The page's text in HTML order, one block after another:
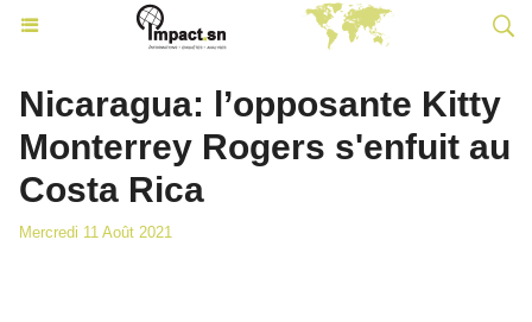
Nicaragua: l’opposante Kitty
Monterrey Rogers s'enfuit au
Costa Rica
Mercredi 11 Août 2021